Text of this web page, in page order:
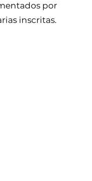
por
inscritas.